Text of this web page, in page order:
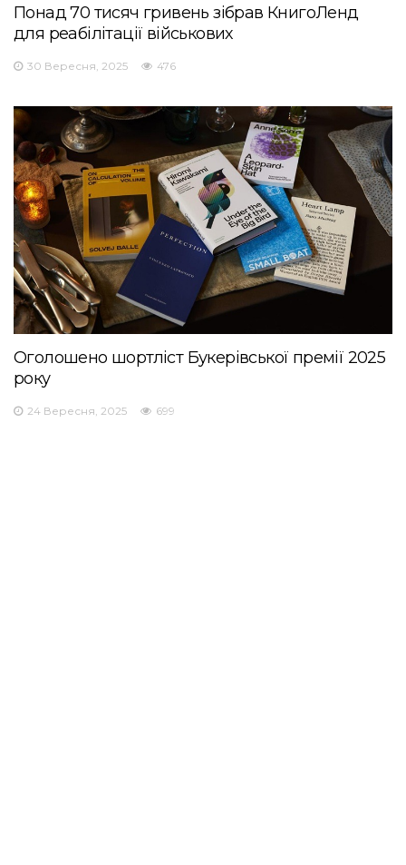
Понад 70 тисяч гривень зібрав КнигоЛенд
для реабілітації військових
30 Вересня, 2025 476
Оголошено шортліст Букерівської премії 2025
року
24 Вересня, 2025 699